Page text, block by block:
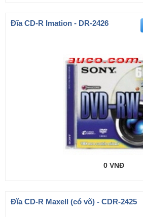
Đĩa CD-R Imation - DR-2426
0 VNĐ
Đĩa CD-R Maxell (có võ) - CDR-2425